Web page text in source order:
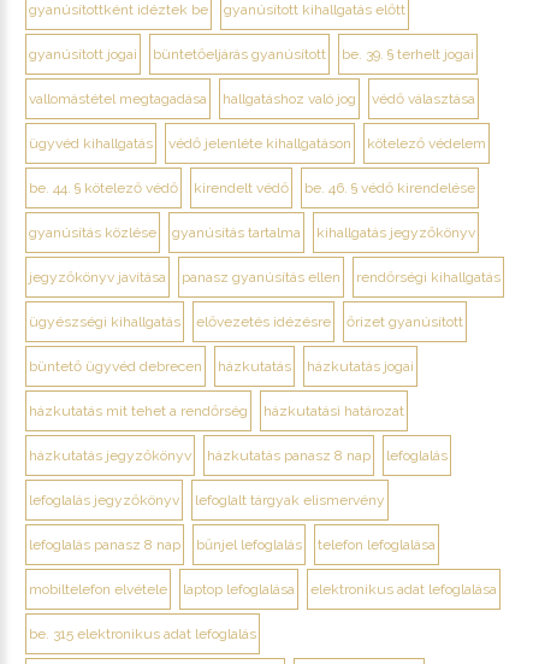
gyanúsítottként idéztek be gyanúsított kihallgatás előtt
gyanúsított jogai büntetőeljárás gyanúsított be. 39. § terhelt jogai
vallomástétel megtagadása hallgatáshoz való jog védő választása
ügyvéd kihallgatás védő jelenléte kihallgatáson kötelező védelem
be. 44. § kötelező védő kirendelt védő be. 46. § védő kirendelése
gyanúsítás közlése gyanúsítás tartalma kihallgatás jegyzőkönyv
jegyzőkönyv javítása panasz gyanúsítás ellen rendőrségi kihallgatás
ügyészségi kihallgatás elővezetés idézésre őrizet gyanúsított
büntető ügyvéd debrecen házkutatás házkutatás jogai
házkutatás mit tehet a rendőrség házkutatási határozat
házkutatás jegyzőkönyv házkutatás panasz 8 nap lefoglalás
lefoglalás jegyzőkönyv lefoglalt tárgyak elismervény
lefoglalás panasz 8 nap bűnjel lefoglalás telefon lefoglalása
mobiltelefon elvétele laptop lefoglalása elektronikus adat lefoglalása
be. 315 elektronikus adat lefoglalás